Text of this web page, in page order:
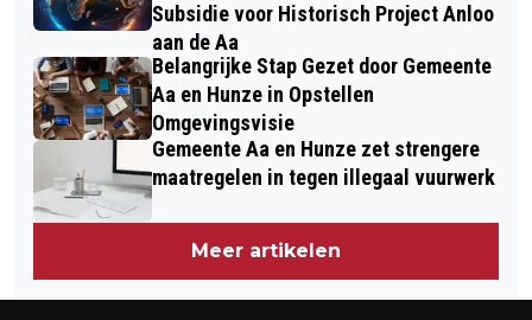
Subsidie voor Historisch Project Anloo
aan de Aa
Belangrijke Stap Gezet door Gemeente
Aa en Hunze in Opstellen
Omgevingsvisie
Gemeente Aa en Hunze zet strengere
maatregelen in tegen illegaal vuurwerk
Meer artikelen